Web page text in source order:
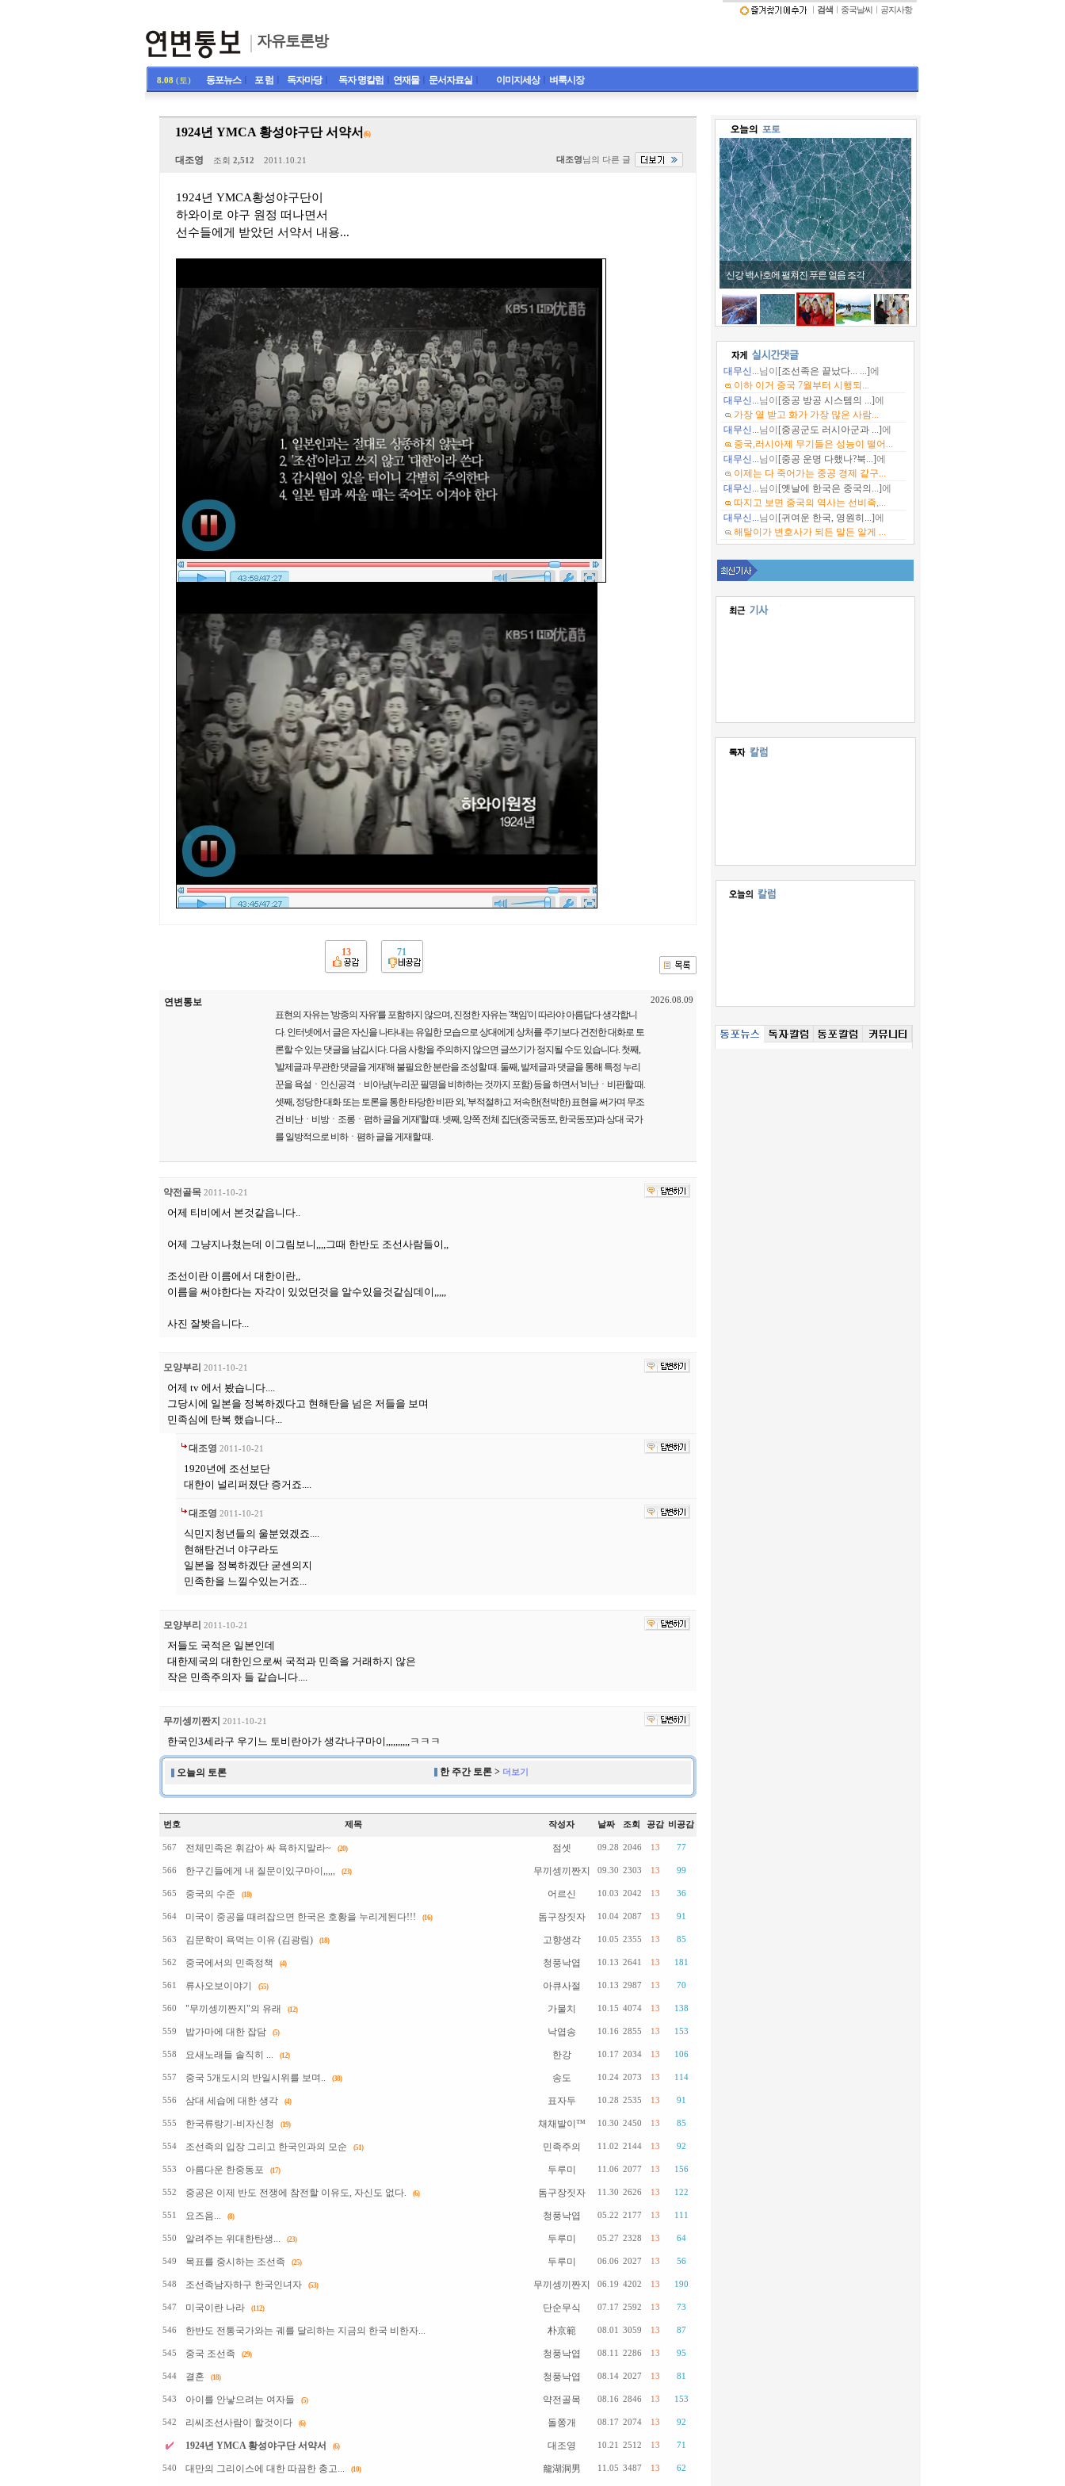
자유토론방
검색 중국날씨 공지사항
8.08 (토) 동포뉴스ㅣ 포 럼 독자마당ㅣ 독자 명칼럼 연재물ㅣ 문서자료실 이미지세상ㅣ 벼룩시장
1924년 YMCA 황성야구단 서약서 (6)
대조영 조회 2,512 2011.10.21 대조영님의 다른 글
1924년 YMCA황성야구단이
하와이로 야구 원정 떠나면서
선수들에게 받았던 서약서 내용...
13 71
연변통보
표현의 자유는 '방종의 자유'를 포함하지 않으며, 진정한 자유는 '책임'이 따라야 아름답다 생각합니
다. 인터넷에서 글은 자신을 나타내는 유일한 모습으로 상대에게 상처를 주기보다 건전한 대화로 토
론할 수 있는 댓글을 남깁시다. 다음 사항을 주의하지 않으면 글쓰기가 정지될 수도 있습니다. 첫째,
'발제글과 무관한 댓글을 게재'해 불필요한 분란을 조성할 때. 둘째, 발제글과 댓글을 통해 특정 누리
꾼을 욕설ㆍ인신공격ㆍ비아냥(누리꾼 필명을 비하하는 것까지 포함) 등을 하면서 '비난ㆍ비판할 때.
셋째, 정당한 대화 또는 토론을 통한 타당한 비판 외, '부적절하고 저속한(천박한) 표현을 써가며 무조
건 비난ㆍ비방ㆍ조롱ㆍ폄하 글을 게재'할 때. 넷째, 양쪽 전체 집단(중국동포, 한국동포)과 상대 국가
를 일방적으로 비하ㆍ폄하 글을 게재할 때.
2026.08.09
약전골목 2011-10-21
어제 티비에서 본것같읍니다..
어제 그냥지나쳤는데 이그림보니,,,,그때 한반도 조선사람들이,,
조선이란 이름에서 대한이란,,
이름을 써야한다는 자각이 있었던것을 알수있을것같심데이,,,,,
사진 잘봣읍니다...
모양부리 2011-10-21
어제 tv 에서 봤습니다....
그당시에 일본을 정복하겠다고 현해탄을 넘은 저들을 보며
민족심에 탄복 했습니다...
대조영 2011-10-21
1920년에 조선보단
대한이 널리퍼졌단 증거죠....
대조영 2011-10-21
식민지청년들의 울분였겠죠....
현해탄건너 야구라도
일본을 정복하겠단 굳센의지
민족한을 느낄수있는거죠...
모양부리 2011-10-21
저들도 국적은 일본인데
대한제국의 대한인으로써 국적과 민족을 거래하지 않은
작은 민족주의자 들 같습니다....
무끼셍끼짠지 2011-10-21
한국인3세라구 우기느 토비란아가 생각나구마이,,,,,,,,,,ㅋㅋㅋ
오늘의 토론 한 주간 토론 > 더보기
번호 제목 작성자 날짜 조회 공감 비공감
567 전체민족은 휘감아 싸 욕하지말라~ (20) 점셋 09.28 2046 13 77
566 한구긴들에게 내 질문이있구마이,,,,, (23) 무끼셍끼짠지 09.30 2303 13 99
565 중국의 수준 (18) 어르신 10.03 2042 13 36
564 미국이 중공을 때려잡으면 한국은 호황을 누리게된다!!! (16) 돔구장짓자 10.04 2087 13 91
563 김문학이 욕먹는 이유 (김광림) (18) 고향생각 10.05 2355 13 85
562 중국에서의 민족정책 (4) 청풍낙엽 10.13 2641 13 181
561 류사오보이야기 (55) 아큐사절 10.13 2987 13 70
560 "무끼셍끼짠지"의 유래 (12) 가물치 10.15 4074 13 138
559 밥가마에 대한 잡담 (5) 낙엽송 10.16 2855 13 153
558 요새노래들 솔직히 ... (12) 한강 10.17 2034 13 106
557 중국 5개도시의 반일시위를 보며.. (38) 송도 10.24 2073 13 114
556 삼대 세습에 대한 생각 (4) 표자두 10.28 2535 13 91
555 한국류랑기-비자신청 (19) 채채발이™ 10.30 2450 13 85
554 조선족의 입장 그리고 한국인과의 모순 (51) 민족주의 11.02 2144 13 92
553 아름다운 한중동포 (17) 두루미 11.06 2077 13 156
552 중공은 이제 반도 전쟁에 참전할 이유도, 자신도 없다. (6) 돔구장짓자 11.30 2626 13 122
551 요즈음... (8) 청풍낙엽 05.22 2177 13 111
550 알려주는 위대한탄생... (23) 두루미 05.27 2328 13 64
549 목표를 중시하는 조선족 (25) 두루미 06.06 2027 13 56
548 조선족남자하구 한국인녀자 (53) 무끼셍끼짠지 06.19 4202 13 190
547 미국이란 나라 (112) 단순무식 07.17 2592 13 73
546 한반도 전통국가와는 궤를 달리하는 지금의 한국 비한자... 朴京範 08.01 3059 13 87
545 중국 조선족 (29) 청풍낙엽 08.11 2286 13 95
544 결혼 (18) 청풍낙엽 08.14 2027 13 81
543 아이를 안낳으려는 여자들 (5) 약전골목 08.16 2846 13 153
542 리씨조선사람이 할것이다 (6) 돌쫑개 08.17 2074 13 92
1924년 YMCA 황성야구단 서약서 (6) 대조영 10.21 2512 13 71
540 대만의 그리이스에 대한 따끔한 충고... (10) 龍湖洞男 11.05 3487 13 62
어린이들 호랑이 모자 쓰고 '활짝'
대무신...님이 [조선족은 끝났다... ...]에
이하 이거 중국 7월부터 시행되...
대무신...님이 [중공 방공 시스템의 ...]에
가장 열 받고 화가 가장 많은 사람...
대무신...님이 [중공군도 러시아군과 ...]에
중국,러시아제 무기들은 성능이 떨어...
대무신...님이 [중공 운명 다했나?북...]에
이제는 다 죽어가는 중공 경제 같구...
대무신...님이 [옛날에 한국은 중국의...]에
따지고 보면 중국의 역사는 선비족,...
대무신...님이 [귀여운 한국, 영원히...]에
해탈이가 변호사가 되든 말든 알게 ...